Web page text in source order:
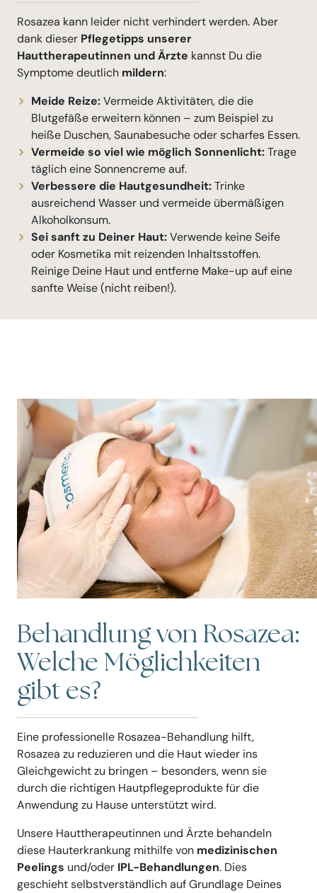
Rosazea kann leider nicht verhindert werden. Aber
dank dieser Pflegetipps unserer
Hauttherapeutinnen und Ärzte kannst Du die
Symptome deutlich mildern:
Meide Reize:Vermeide Aktivitäten, die die
Blutgefäße erweitern können – zum Beispiel zu
heiße Duschen, Saunabesuche oder scharfes Essen.
Vermeide so viel wie möglich Sonnenlicht:Trage
täglich eine Sonnencreme auf.
Verbessere die Hautgesundheit:Trinke
ausreichend Wasser und vermeide übermäßigen
Alkoholkonsum.
Sei sanft zu Deiner Haut:Verwende keine Seife
oder Kosmetika mit reizenden Inhaltsstoffen.
Reinige Deine Haut und entferne Make-up auf eine
sanfte Weise (nicht reiben!).
Behandlung von Rosazea:
Welche Möglichkeiten
gibt es?
Eine professionelle Rosazea-Behandlung hilft,
Rosazea zu reduzieren und die Haut wieder ins
Gleichgewicht zu bringen – besonders, wenn sie
durch die richtigen Hautpflegeprodukte für die
Anwendung zu Hause unterstützt wird.
Unsere Hauttherapeutinnen und Ärzte behandeln
diese Hauterkrankung mithilfe von medizinischen
Peelings und/oder IPL-Behandlungen. Dies
geschieht selbstverständlich auf Grundlage Deines